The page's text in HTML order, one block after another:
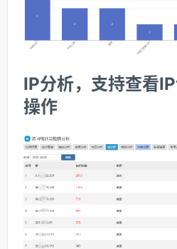
IP分析，支持查看
操作